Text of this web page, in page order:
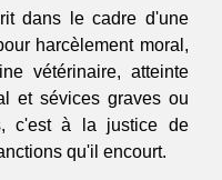
dans le cadre d'une
harcèlement moral,
vétérinaire, atteinte
et sévices graves ou
c'est à la justice de
qu'il encourt.